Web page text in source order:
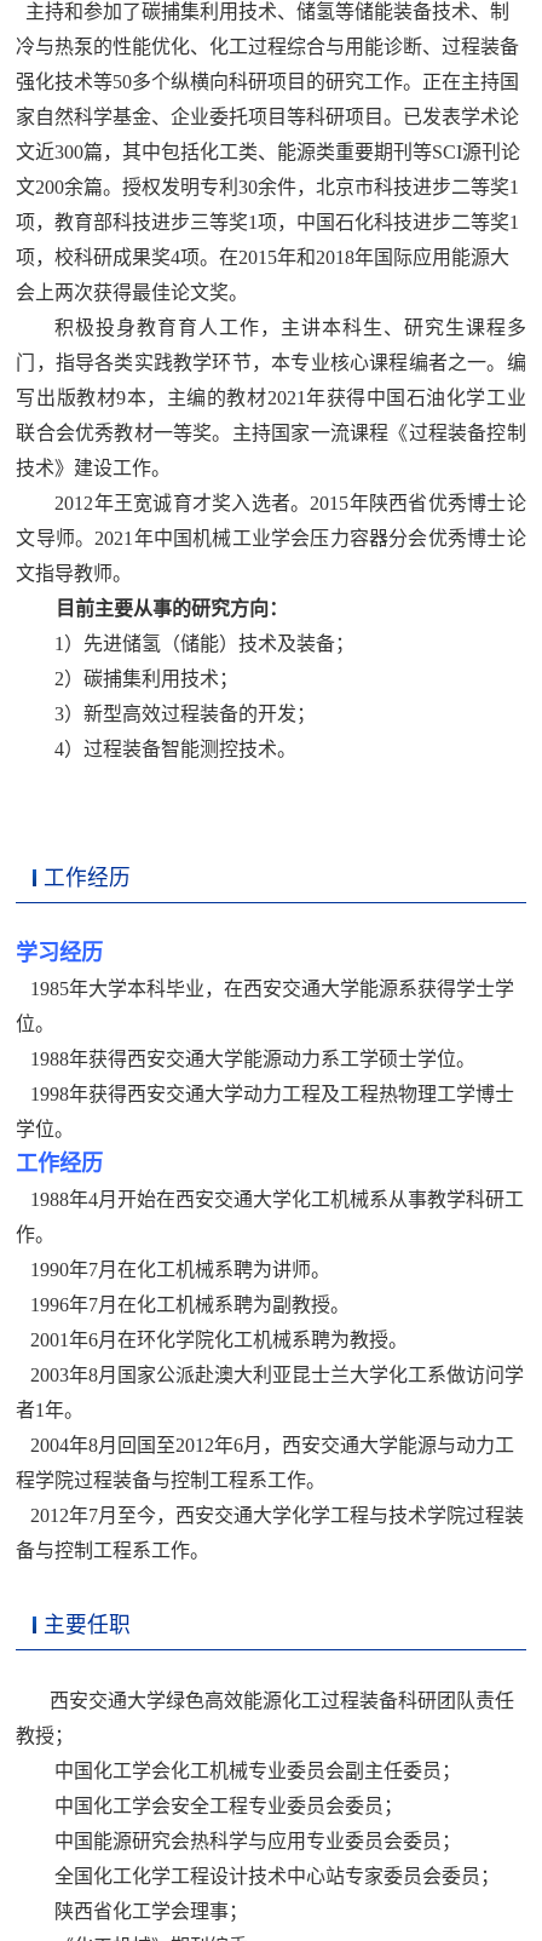
主持和参加了碳捕集利用技术、储氢等储能装备技术、制
冷与热泵的性能优化、化工过程综合与用能诊断、过程装备
强化技术等50多个纵横向科研项目的研究工作。正在主持国
家自然科学基金、企业委托项目等科研项目。已发表学术论
文近300篇，其中包括化工类、能源类重要期刊等SCI源刊论
文200余篇。授权发明专利30余件，北京市科技进步二等奖1
项，教育部科技进步三等奖1项，中国石化科技进步二等奖1
项，校科研成果奖4项。在2015年和2018年国际应用能源大
会上两次获得最佳论文奖。
积极投身教育育人工作，主讲本科生、研究生课程多
门，指导各类实践教学环节，本专业核心课程编者之一。编
写出版教材9本，主编的教材2021年获得中国石油化学工业
联合会优秀教材一等奖。主持国家一流课程《过程装备控制
技术》建设工作。
2012年王宽诚育才奖入选者。2015年陕西省优秀博士论
文导师。2021年中国机械工业学会压力容器分会优秀博士论
文指导教师。
目前主要从事的研究方向：
1 ） 先进储氢（储能）技术及装备；
2）碳捕集利用技术；
3）新型高效过程装备的开发；
4）过程装备智能测控技术。
工作经历
学习经历
1985年大学本科毕业，在西安交通大学能源系获得学士学
位。
1988年获得西安交通大学能源动力系工学硕士学位。
1998年获得西安交通大学动力工程及工程热物理工学博士
学位。
工作经历
1988年4月开始在西安交通大学化工机械系从事教学科研工
作。
1990年7月在化工机械系聘为讲师。
1996年7月在化工机械系聘为副教授。
2001年6月在环化学院化工机械系聘为教授。
2003年8月国家公派赴澳大利亚昆士兰大学化工系做访问学
者1年。
2004年8月回国至2012年6月，西安交通大学能源与动力工
程学院过程装备与控制工程系工作。
2012年7月至今，西安交通大学化学工程与技术学院过程装
备与控制工程系工作。
主要任职
西安交通大学绿色高效能源化工过程装备科研团队责任
教授；
中国化工学会化工机械专业委员会副主任委员；
中国化工学会安全工程专业委员会委员；
中国能源研究会热科学与应用专业委员会委员；
全国化工化学工程设计技术中心站专家委员会委员；
陕西省化工学会理事；